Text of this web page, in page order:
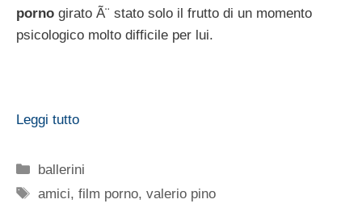
porno girato Ã¨ stato solo il frutto di un momento
psicologico molto difficile per lui.
Leggi tutto
Categorie
ballerini
Tag
amici,film porno,valerio pino